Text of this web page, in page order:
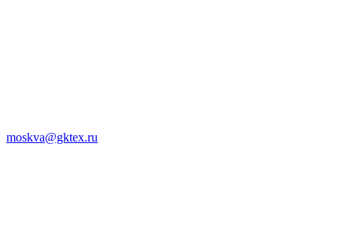
moskva@gktex.ru